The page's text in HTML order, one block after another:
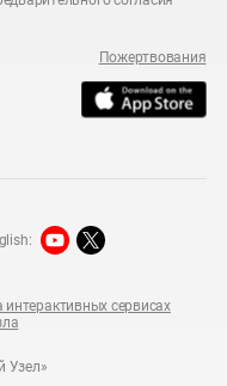
Пожертвования
Узел»
сервисах